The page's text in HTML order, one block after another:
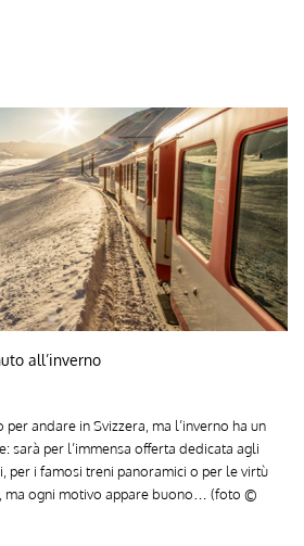
all’inverno
per andare in Svizzera, ma l’inverno ha un
sarà per l’immensa offerta dedicata agli
per i famosi treni panoramici o per le virtù
ma ogni motivo appare buono… (foto ©